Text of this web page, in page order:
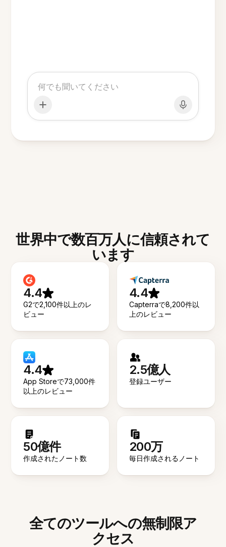
世界中で数百万人に信頼されて
います
4.4
G2で2,100件以上のレ
ビュー
4.4
Capterraで8,200件以
上のレビュー
4.4
App Storeで73,000件
以上のレビュー
2.5億人
登録ユーザー
50億件
作成されたノート数
200万
毎日作成されるノート
全てのツールへの無制限ア
クセス